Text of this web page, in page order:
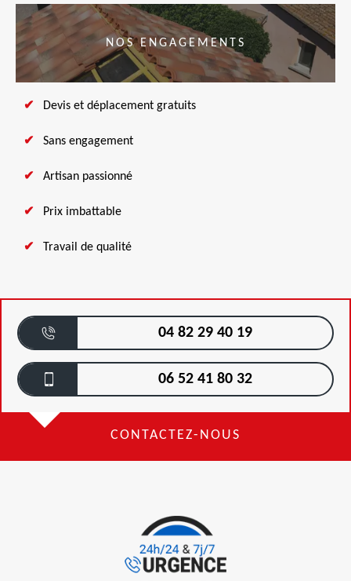
NOS ENGAGEMENTS
Devis et déplacement gratuits
Sans engagement
Artisan passionné
Prix imbattable
Travail de qualité
04 82 29 40 19
06 52 41 80 32
CONTACTEZ-NOUS